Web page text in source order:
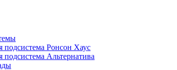
подсистема Ронсон Хаус
подсистема Альтернатива